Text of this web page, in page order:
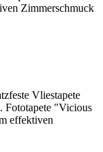
Zimmerschmuck
Vliestapete
Fototapete "Vicious
effektiven